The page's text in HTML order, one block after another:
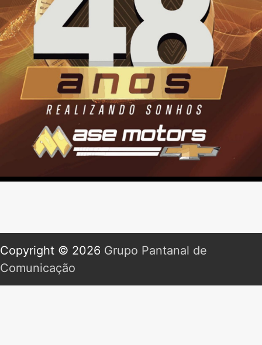
Copyright © 2026 Grupo Pantanal de
Comunicação